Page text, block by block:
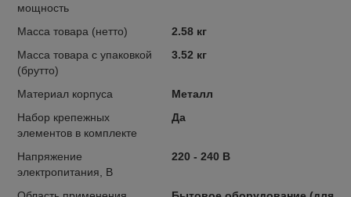
мощность
Масса товара (нетто)
2.58 кг
Масса товара с упаковкой
(брутто)
3.52 кг
Материал корпуса
Металл
Набор крепежных
элементов в комплекте
Да
Напряжение
электропитания, В
220 - 240 В